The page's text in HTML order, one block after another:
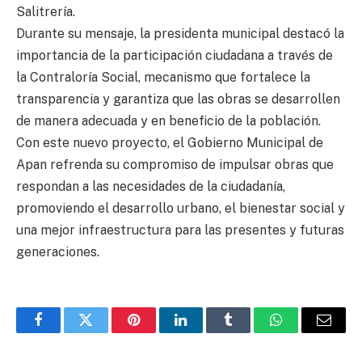
Salitrería.
Durante su mensaje, la presidenta municipal destacó la
importancia de la participación ciudadana a través de
la Contraloría Social, mecanismo que fortalece la
transparencia y garantiza que las obras se desarrollen
de manera adecuada y en beneficio de la población.
Con este nuevo proyecto, el Gobierno Municipal de
Apan refrenda su compromiso de impulsar obras que
respondan a las necesidades de la ciudadanía,
promoviendo el desarrollo urbano, el bienestar social y
una mejor infraestructura para las presentes y futuras
generaciones.
FacebookTwitter PinterestLinkedInTumblr WhatsAppEmail